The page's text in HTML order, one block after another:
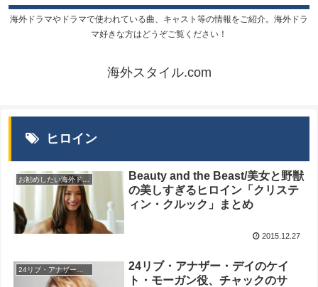
海外ドラマやドラマで使われている曲、キャスト等の情報をご紹介。海外ドラ
マ好きな方はどうぞご覧ください！
海外スタイル.com
ヒロイン
Beauty and the Beast/美女と野獣
の美しすぎるヒロイン「クリステ
ィン・クルック」まとめ
2015.12.27
24リブ・アナザー・デイ
24リブ・アナザー・デイのケイ
ト・モーガン役、チャックのサ